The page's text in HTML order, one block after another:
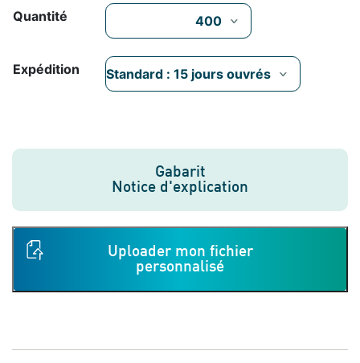
Quantité
Expédition
Gabarit
Notice d'explication